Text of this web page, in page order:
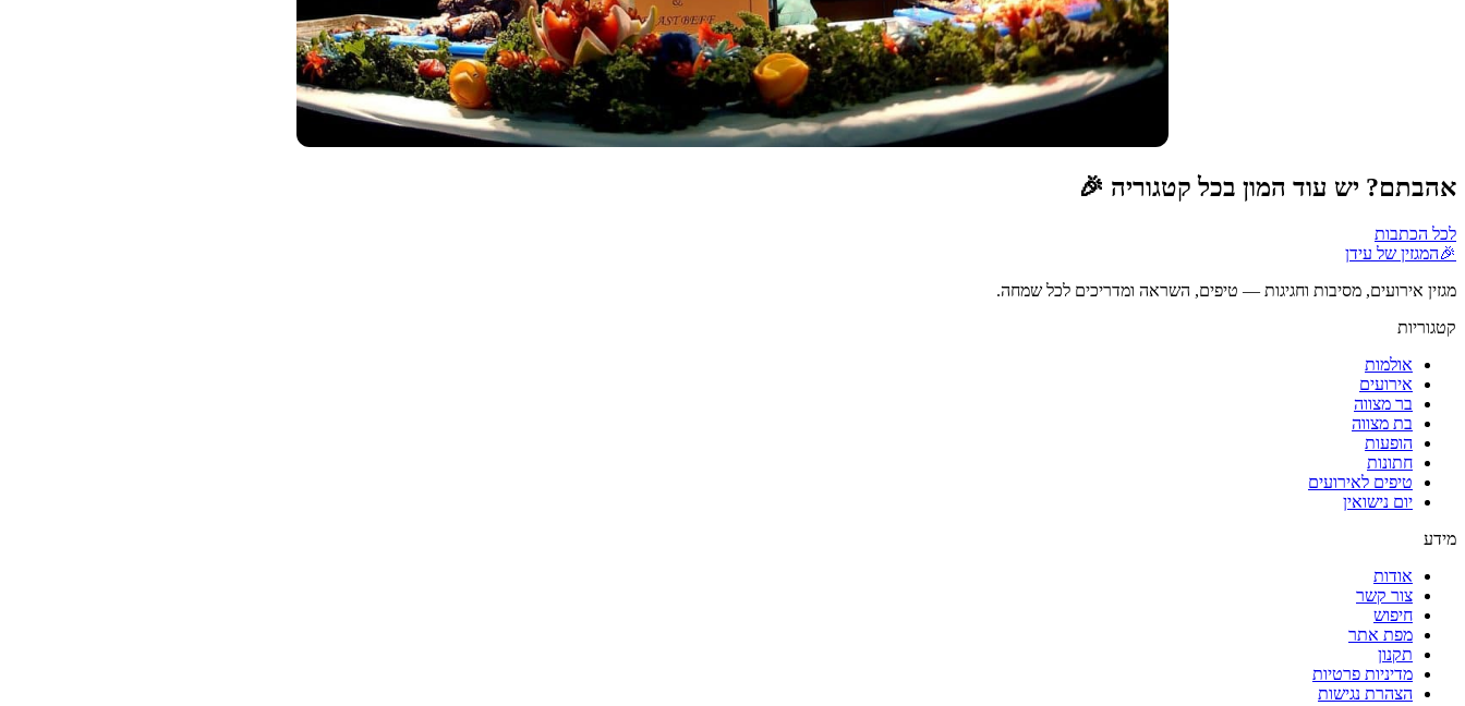
אהבתם? יש עוד המון בכל קטגוריה 🎉
לכל הכתבות
🎉המגזין של עידן
מגזין אירועים, מסיבות וחגיגות — טיפים, השראה ומדריכים לכל שמחה.
קטגוריות
אולמות
אירועים
בר מצווה
בת מצווה
הופעות
חתונות
טיפים לאירועים
יום נישואין
מידע
אודות
צור קשר
חיפוש
מפת אתר
תקנון
מדיניות פרטיות
הצהרת נגישות